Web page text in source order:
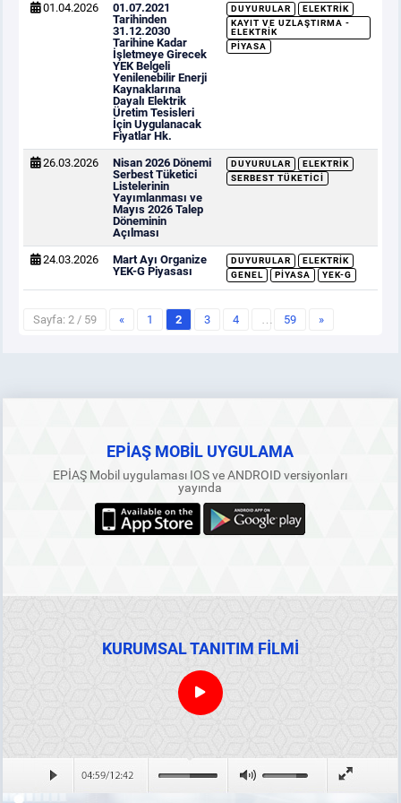
01.04.2026
01.07.2021
Tarihinden
31.12.2030
Tarihine Kadar
İşletmeye Girecek
YEK Belgeli
Yenilenebilir Enerji
Kaynaklarına
Dayalı Elektrik
Üretim Tesisleri
İçin Uygulanacak
Fiyatlar Hk.
DUYURULAR
ELEKTRIK
KAYIT VE UZLAŞTIRMA -
ELEKTRIK
PIYASA
26.03.2026
Nisan 2026 Dönemi
Serbest Tüketici
Listelerinin
Yayımlanması ve
Mayıs 2026 Talep
Döneminin
Açılması
DUYURULAR
ELEKTRIK
SERBEST TÜKETICI
24.03.2026
Mart Ayı Organize
YEK-G Piyasası
DUYURULAR
ELEKTRIK
GENEL
PIYASA YEK-G
Sayfa: 2 / 59 « 1 2 3 4 … 59 »
EPİAŞ MOBİL UYGULAMA
EPİAŞ Mobil uygulaması IOS ve ANDROID versiyonları
yayında
KURUMSAL TANITIM FİLMİ